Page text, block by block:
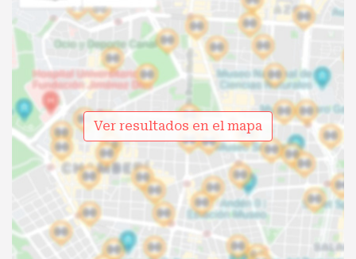
Ver resultados en el mapa